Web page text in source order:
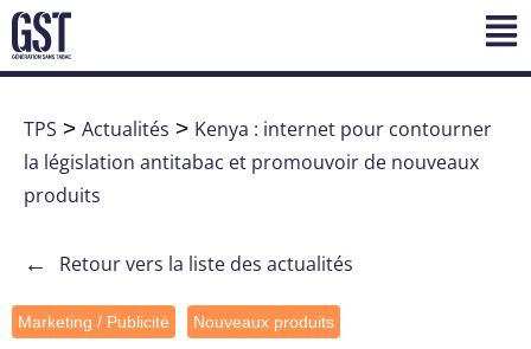
TPS > Actualités > Kenya : internet pour contourner
la législation antitabac et promouvoir de nouveaux
produits
← Retour vers la liste des actualités
Marketing / Publicité Nouveaux produits